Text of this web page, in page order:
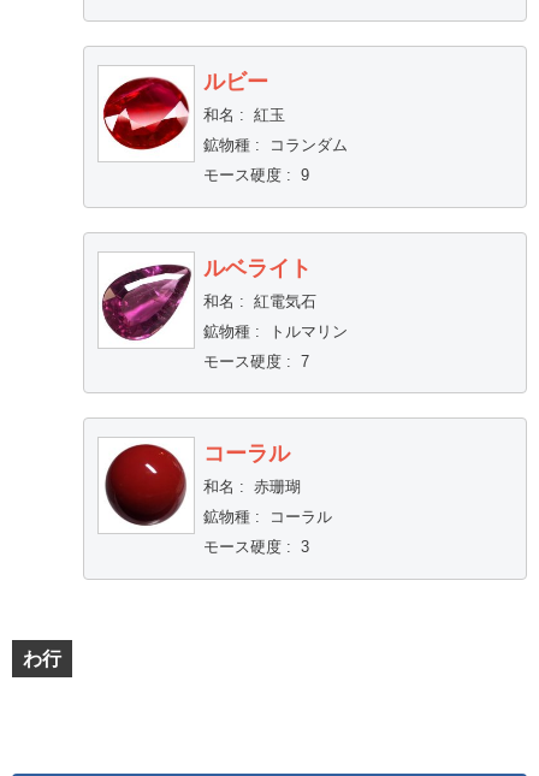
ルビー
和名 : 紅玉
鉱物種:
コランダム
モース硬度: 9
ルベライト
和名 : 紅電気石
鉱物種:
トルマリン
モース硬度: 7
コーラル
和名 : 赤珊瑚
鉱物種:
コーラル
モース硬度: 3
わ行